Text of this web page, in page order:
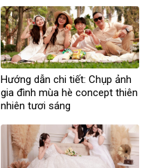
Hướng dẫn chi tiết: Chụp ảnh
gia đình mùa hè concept thiên
nhiên tươi sáng